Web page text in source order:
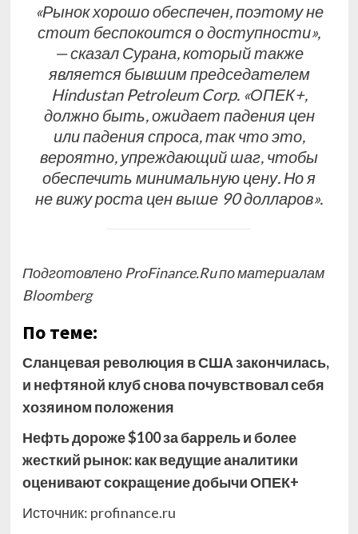
«Рынок хорошо обеспечен, поэтому не
стоит беспокоится о доступности»,
— сказал Сурана, который также
является бывшим председателем
Hindustan Petroleum Corp. «ОПЕК+,
должно быть, ожидает падения цен
или падения спроса, так что это,
вероятно, упреждающий шаг, чтобы
обеспечить минимальную цену. Но я
не вижу роста цен выше 90 долларов».
Подготовлено ProFinance.Ru по материалам
Bloomberg
По теме:
Сланцевая революция в США закончилась,
и нефтяной клуб снова почувствовал себя
хозяином положения
Нефть дороже $100 за баррель и более
жесткий рынок: как ведущие аналитики
оценивают сокращение добычи ОПЕК+
Источник: profinance.ru